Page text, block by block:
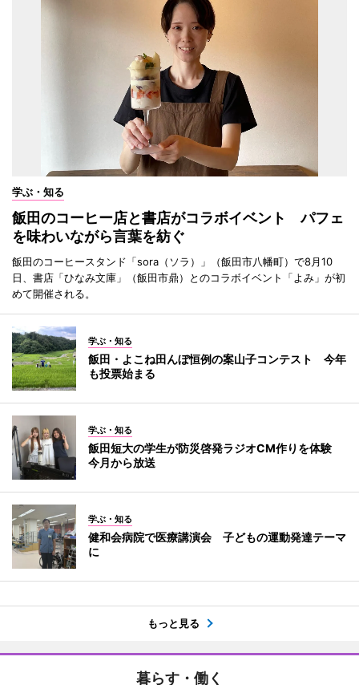
学ぶ・知る
飯田のコーヒー店と書店がコラボイベント パフェ
を味わいながら言葉を紡ぐ
飯田のコーヒースタンド「sora（ソラ）」（飯田市八幡町）で8月10
日、書店「ひなみ文庫」（飯田市鼎）とのコラボイベント「よみ」が初
めて開催される。
学ぶ・知る
飯田・よこね田んぼ恒例の案山子コンテスト 今年
も投票始まる
学ぶ・知る
飯田短大の学生が防災啓発ラジオCM作りを体験
今月から放送
学ぶ・知る
健和会病院で医療講演会 子どもの運動発達テーマ
に
もっと見る
暮らす・働く